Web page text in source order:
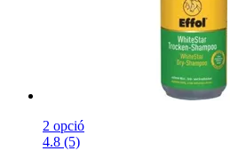
2 opció
4.8 (5)